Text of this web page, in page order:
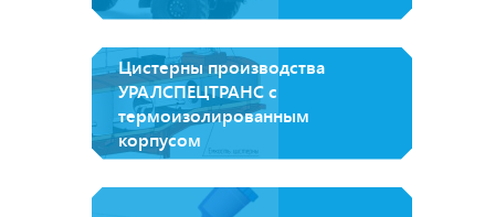
Цистерны производства
УРАЛСПЕЦТРАНС с
термоизолированным
корпусом